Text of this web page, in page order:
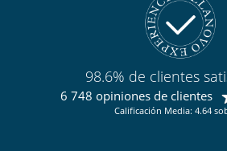
98.6% de clientes
6 748 opiniones de clientes
Calificación Media: 4.64